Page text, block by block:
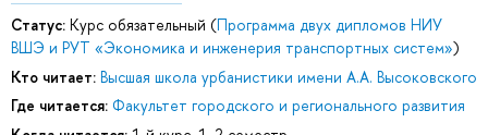
Статус: Курс обязательный (Программа двух дипломов НИУ
ВШЭ и РУТ «Экономика и инженерия транспортных систем»)
Кто читает: Высшая школа урбанистики имени А.А. Высоковского
Где читается: Факультет городского и регионального развития